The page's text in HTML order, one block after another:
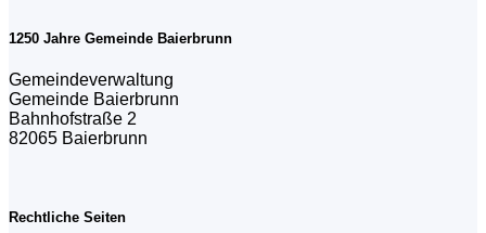
1250 Jahre Gemeinde Baierbrunn
Gemeindeverwaltung
Gemeinde Baierbrunn
Bahnhofstraße 2
82065 Baierbrunn
Rechtliche Seiten